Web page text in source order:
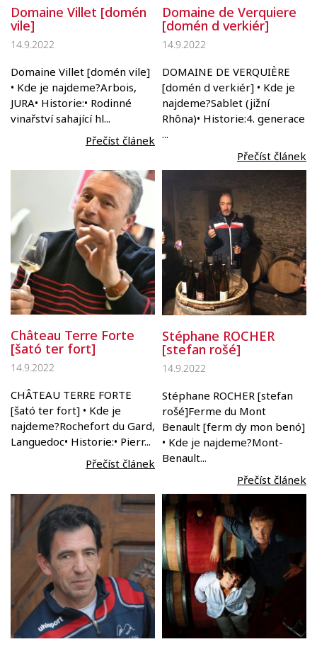
Domaine Villet [domén
vile]
14.9.2022
Domaine Villet [domén vile]
• Kde je najdeme?Arbois,
JURA• Historie:• Rodinné
vinařství sahající hl...
Přečíst článek
Domaine de Verquiere
[domén d verkiér]
14.9.2022
DOMAINE DE VERQUIÈRE
[domén d verkiér] • Kde je
najdeme?Sablet (jižní
Rhôna)• Historie:4. generace
...
Přečíst článek
Château Terre Forte
[šató ter fort]
14.9.2022
CHÂTEAU TERRE FORTE
[šató ter fort] • Kde je
najdeme?Rochefort du Gard,
Languedoc• Historie:• Pierr...
Přečíst článek
Stéphane ROCHER
[stefan rošé]
14.9.2022
Stéphane ROCHER [stefan
rošé]Ferme du Mont
Benault [ferm dy mon benó]
• Kde je najdeme?Mont-
Benault...
Přečíst článek